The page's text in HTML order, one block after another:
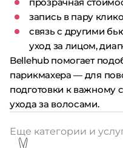
запись в пару
связь с другими
уход за лицом,
Bellehub помогает
парикмахера — для
подготовки к важному
ухода за волосами.
Еще категории и